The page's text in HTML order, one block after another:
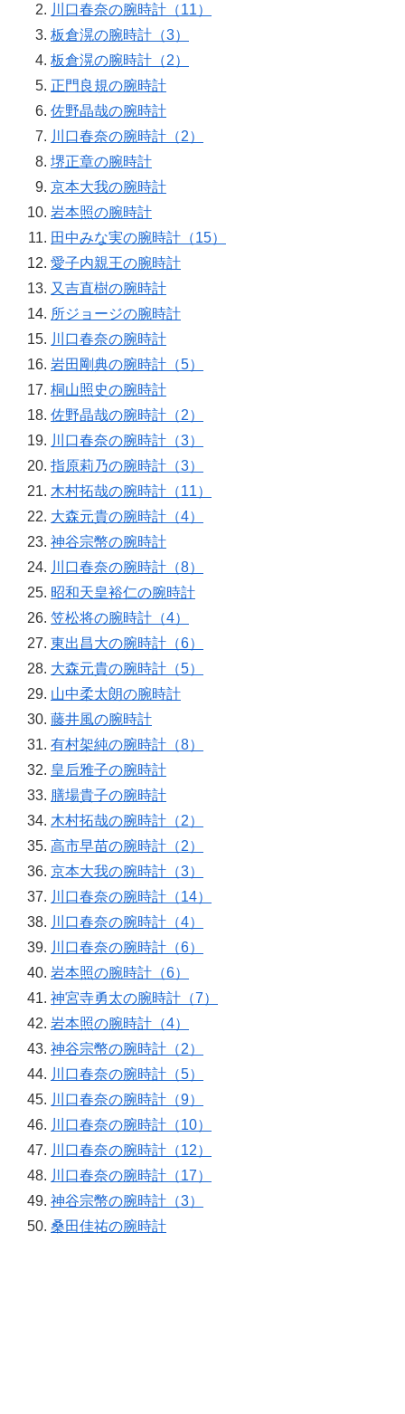
川口春奈の腕時計（11）
板倉滉の腕時計（3）
板倉滉の腕時計（2）
正門良規の腕時計
佐野晶哉の腕時計
川口春奈の腕時計（2）
堺正章の腕時計
京本大我の腕時計
岩本照の腕時計
田中みな実の腕時計（15）
愛子内親王の腕時計
又吉直樹の腕時計
所ジョージの腕時計
川口春奈の腕時計
岩田剛典の腕時計（5）
桐山照史の腕時計
佐野晶哉の腕時計（2）
川口春奈の腕時計（3）
指原莉乃の腕時計（3）
木村拓哉の腕時計（11）
大森元貴の腕時計（4）
神谷宗幣の腕時計
川口春奈の腕時計（8）
昭和天皇裕仁の腕時計
笠松将の腕時計（4）
東出昌大の腕時計（6）
大森元貴の腕時計（5）
山中柔太朗の腕時計
藤井風の腕時計
有村架純の腕時計（8）
皇后雅子の腕時計
膳場貴子の腕時計
木村拓哉の腕時計（2）
高市早苗の腕時計（2）
京本大我の腕時計（3）
川口春奈の腕時計（14）
川口春奈の腕時計（4）
川口春奈の腕時計（6）
岩本照の腕時計（6）
神宮寺勇太の腕時計（7）
岩本照の腕時計（4）
神谷宗幣の腕時計（2）
川口春奈の腕時計（5）
川口春奈の腕時計（9）
川口春奈の腕時計（10）
川口春奈の腕時計（12）
川口春奈の腕時計（17）
神谷宗幣の腕時計（3）
桑田佳祐の腕時計